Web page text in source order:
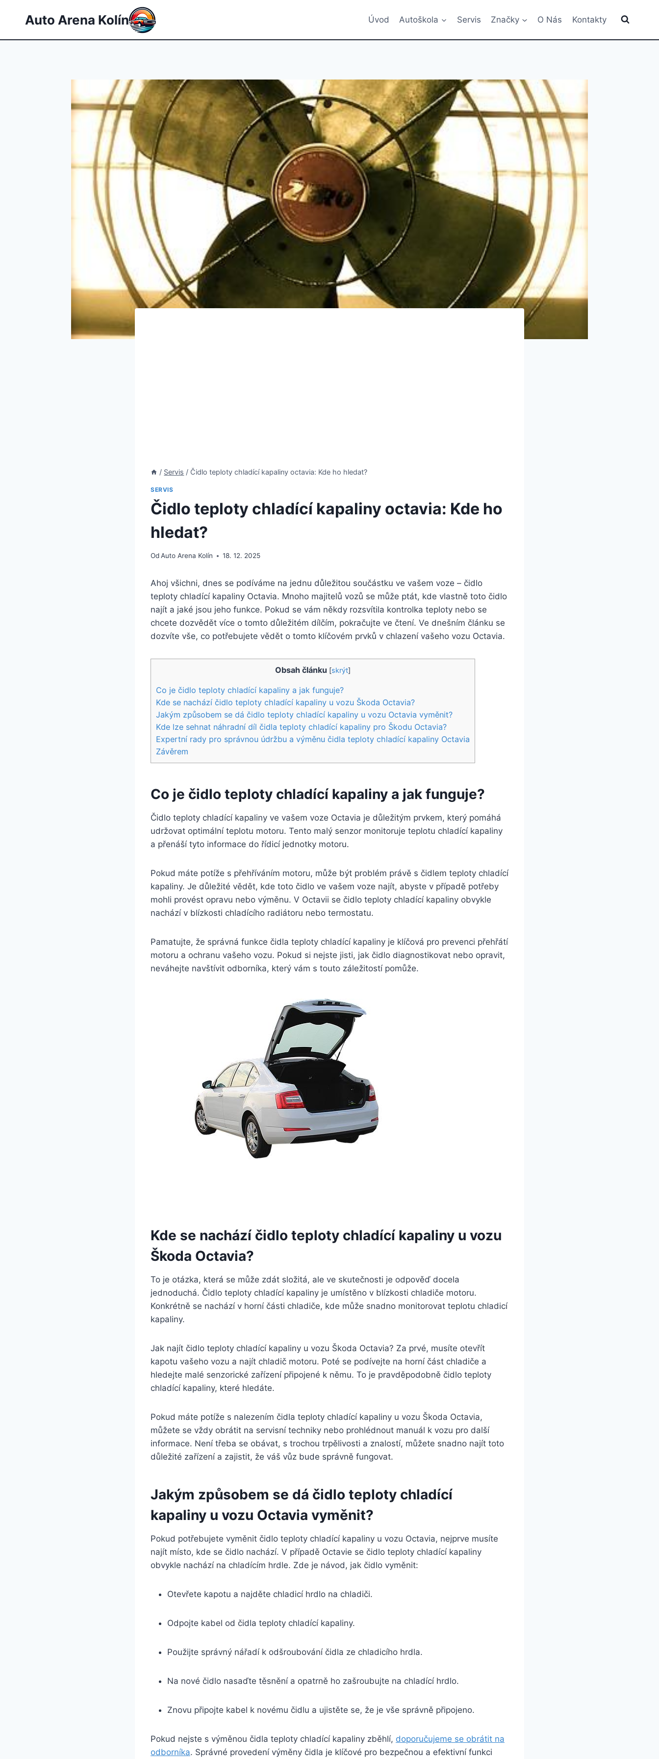
Auto Arena Kolín Úvod Autoškola Servis Značky O Nás Kontakty
/ Servis / Čidlo teploty chladící kapaliny octavia: Kde ho hledat?
SERVIS
Čidlo teploty chladící kapaliny octavia: Kde ho
hledat?
OdAuto Arena Kolín 18. 12. 2025
Ahoj všichni, dnes se podíváme na jednu důležitou součástku ve vašem voze – čidlo
teploty chladící kapaliny Octavia. Mnoho majitelů vozů se může ptát, kde vlastně toto čidlo
najít a jaké jsou jeho funkce. Pokud se vám někdy rozsvítila kontrolka teploty nebo se
chcete dozvědět více o tomto důležitém dílčím, pokračujte ve čtení. Ve dnešním článku se
dozvíte vše, co potřebujete vědět o tomto klíčovém prvků v chlazení vašeho vozu Octavia.
Obsah článku [skrýt]
Co je čidlo teploty chladící kapaliny a jak funguje?
Kde se nachází čidlo teploty chladící kapaliny u vozu Škoda Octavia?
Jakým způsobem se dá čidlo teploty chladící kapaliny u vozu Octavia vyměnit?
Kde lze sehnat náhradní díl čidla teploty chladící kapaliny pro Škodu Octavia?
Expertní rady pro správnou údržbu a výměnu čidla teploty chladící kapaliny Octavia
Závěrem
Co je čidlo teploty chladící kapaliny a jak funguje?
Čidlo teploty chladící kapaliny ve vašem voze Octavia je důležitým prvkem, který pomáhá
udržovat optimální teplotu motoru. Tento malý senzor monitoruje teplotu chladící kapaliny
a přenáší tyto informace do řídicí jednotky motoru.
Pokud máte potíže s přehříváním motoru, může být problém právě s čidlem teploty chladící
kapaliny. Je důležité vědět, kde toto čidlo ve vašem voze najít, abyste v případě potřeby
mohli provést opravu nebo výměnu. V Octavii se čidlo teploty chladící kapaliny obvykle
nachází v blízkosti chladícího radiátoru nebo termostatu.
Pamatujte, že správná funkce čidla teploty chladící kapaliny je klíčová pro prevenci přehřátí
motoru a ochranu vašeho vozu. Pokud si nejste jisti, jak čidlo diagnostikovat nebo opravit,
neváhejte navštívit odborníka, který vám s touto záležitostí pomůže.
Kde se nachází čidlo teploty chladící kapaliny u vozu
Škoda Octavia?
To je otázka, která se může zdát složitá, ale ve skutečnosti je odpověď docela
jednoduchá. Čidlo teploty chladící kapaliny je umístěno v blízkosti chladiče motoru.
Konkrétně se nachází v horní části chladiče, kde může snadno monitorovat teplotu chladicí
kapaliny.
Jak najít čidlo teploty chladící kapaliny u vozu Škoda Octavia? Za prvé, musíte otevřít
kapotu vašeho vozu a najít chladič motoru. Poté se podívejte na horní část chladiče a
hledejte malé senzorické zařízení připojené k němu. To je pravděpodobně čidlo teploty
chladící kapaliny, které hledáte.
Pokud máte potíže s nalezením čidla teploty chladící kapaliny u vozu Škoda Octavia,
můžete se vždy obrátit na servisní techniky nebo prohlédnout manuál k vozu pro další
informace. Není třeba se obávat, s trochou trpělivosti a znalostí, můžete snadno najít toto
důležité zařízení a zajistit, že váš vůz bude správně fungovat.
Jakým způsobem se dá čidlo teploty chladící
kapaliny u vozu Octavia vyměnit?
Pokud potřebujete vyměnit čidlo teploty chladící kapaliny u vozu Octavia, nejprve musíte
najít místo, kde se čidlo nachází. V případě Octavie se čidlo teploty chladící kapaliny
obvykle nachází na chladícím hrdle. Zde je návod, jak čidlo vyměnit:
Otevřete kapotu a najděte chladicí hrdlo na chladiči.
Odpojte kabel od čidla teploty chladící kapaliny.
Použijte správný nářadí k odšroubování čidla ze chladicího hrdla.
Na nové čidlo nasaďte těsnění a opatrně ho zašroubujte na chladící hrdlo.
Znovu připojte kabel k novému čidlu a ujistěte se, že je vše správně připojeno.
Pokud nejste s výměnou čidla teploty chladící kapaliny zběhlí, doporučujeme se obrátit na
odborníka. Správné provedení výměny čidla je klíčové pro bezpečnou a efektivní funkci